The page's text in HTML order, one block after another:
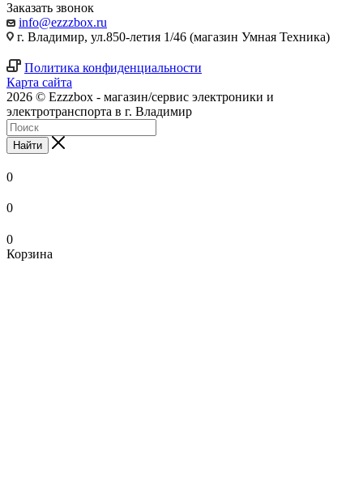
Заказать звонок
info@ezzzbox.ru
г. Владимир, ул.850-летия 1/46 (магазин Умная Техника)
Политика конфиденциальности
Карта сайта
2026 © Ezzzbox - магазин/сервис электроники и
электротранспорта в г. Владимир
Найти
0
0
0
Корзина